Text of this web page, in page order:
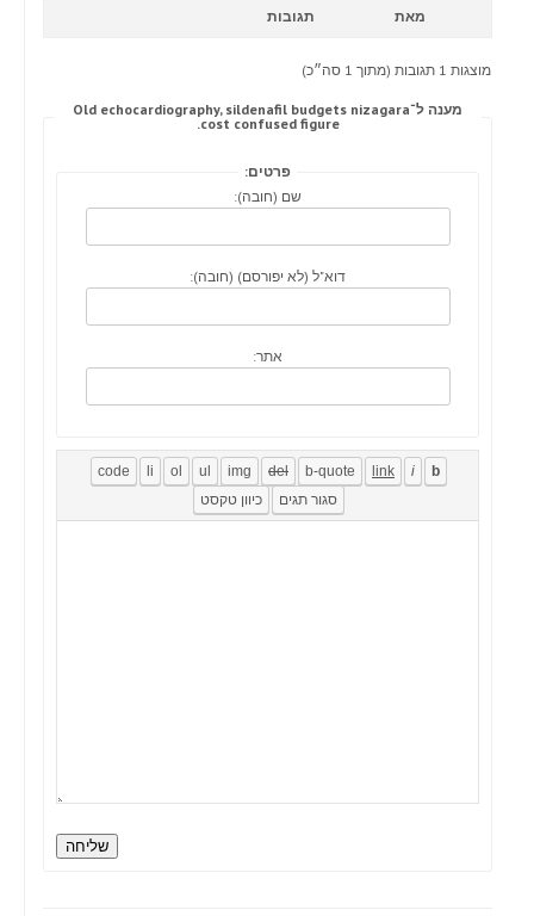
מאת תגובות
מוצגות 1 תגובות (מתוך 1 סה״כ)
מענה ל־Old echocardiography, sildenafil budgets nizagara
cost confused figure.
פרטים:
שם (חובה):
דוא"ל (לא יפורסם) (חובה):
אתר:
שליחה